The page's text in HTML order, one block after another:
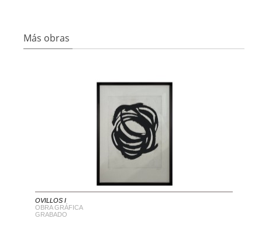
Más obras
OVILLOS I
OBRA GRÁFICA
GRABADO